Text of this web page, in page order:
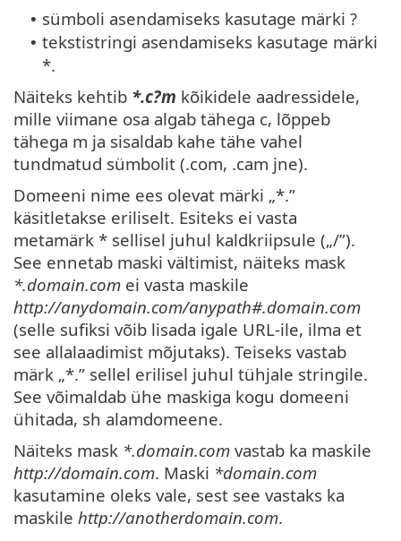
• sümboli asendamiseks kasutage märki ?
• tekstistringi asendamiseks kasutage märki
*.
Näiteks kehtib *.c?m kõikidele aadressidele,
mille viimane osa algab tähega c, lõppeb
tähega m ja sisaldab kahe tähe vahel
tundmatud sümbolit (.com, .cam jne).
Domeeni nime ees olevat märki „*.”
käsitletakse eriliselt. Esiteks ei vasta
metamärk * sellisel juhul kaldkriipsule („/”).
See ennetab maski vältimist, näiteks mask
*.domain.com ei vasta maskile
http://anydomain.com/anypath#.domain.com
(selle sufiksi võib lisada igale URL-ile, ilma et
see allalaadimist mõjutaks). Teiseks vastab
märk „*.” sellel erilisel juhul tühjale stringile.
See võimaldab ühe maskiga kogu domeeni
ühitada, sh alamdomeene.
Näiteks mask *.domain.com vastab ka maskile
http://domain.com. Maski *domain.com
kasutamine oleks vale, sest see vastaks ka
maskile http://anotherdomain.com.